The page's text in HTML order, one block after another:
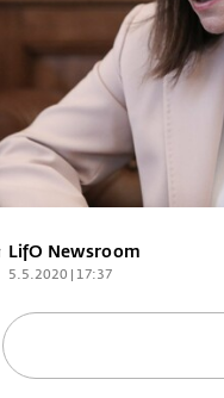
LifO Newsroom
5.5.2020 | 17:37